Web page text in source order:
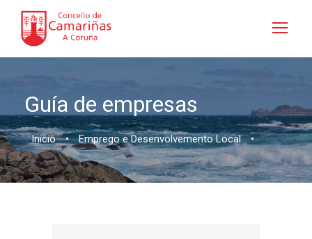
Guía de empresas
Inicio • Emprego e Desenvolvemento Local •